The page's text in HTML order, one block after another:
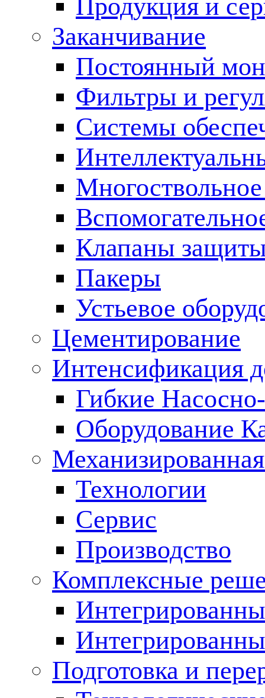
Продукция и
Заканчивание
Постоянный
Фильтры и
Cистемы
Клапаны
Пакеры
Устьевое
Цементирование
Интенсификация
Гибкие
Оборудование
Технологии
Сервис
Производство
Комплексные
Подготовка и